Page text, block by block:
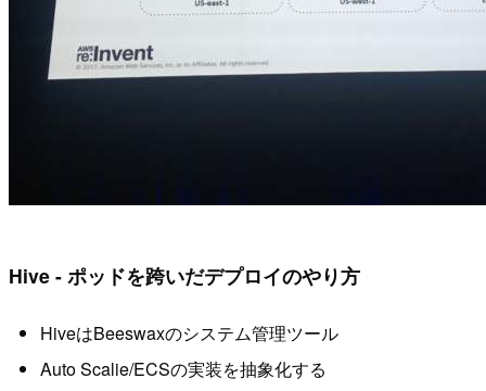
Hive - ポッドを跨いだデプロイのやり方
HiveはBeeswaxのシステム管理ツール
Auto Scalie/ECSの実装を抽象化する